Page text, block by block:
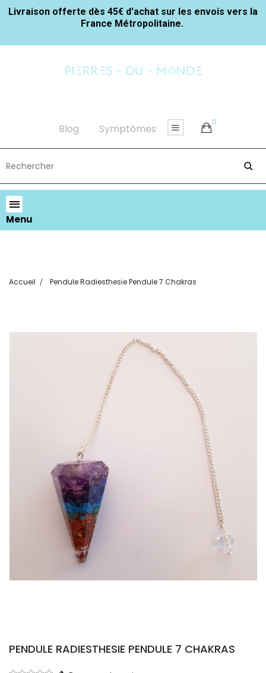
Livraison offerte dès 45€ d'achat sur les envois vers la
France Métropolitaine.
Blog Symptômes
0
Menu
Accueil Pendule Radiesthesie Pendule 7 Chakras
PENDULE RADIESTHESIE PENDULE 7 CHAKRAS